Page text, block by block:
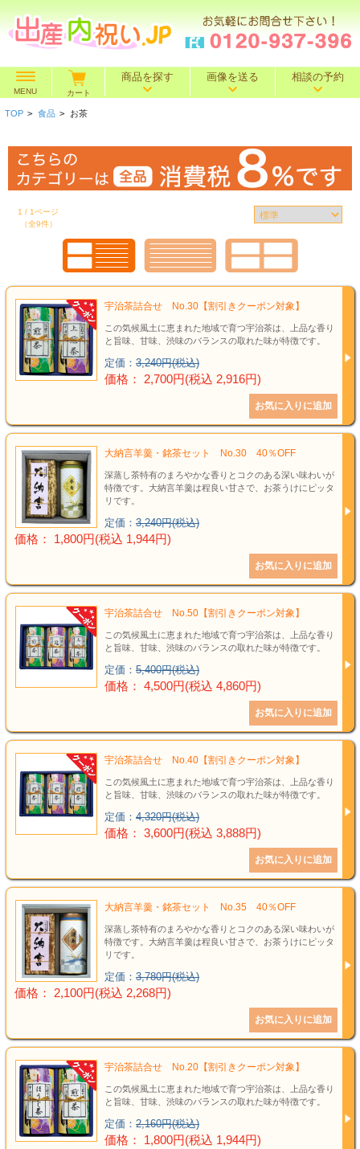
MENU カート
商品を探す
価格で探す
～2,000円 ～3,000円 ～4,000円
～10,000円 10,001円～
BOXセット
名入れギフト
送料込み
タオル
画像を送る 相談の予約
TOP > 食品 > お茶
1 / 1ページ
（全9件）
宇治茶詰合せ No.30【割引きクーポン対象】
この気候風土に恵まれた地域で育つ宇治茶は、上品な香り
と旨味、甘味、渋味のバランスの取れた味が特徴です。
定価： 3,240円(税込)
価格： 2,700円(税込 2,916円)
大納言羊羹・銘茶セット No.30 40％OFF
深蒸し茶特有のまろやかな香りとコクのある深い味わいが
特徴です。大納言羊羹は程良い甘さで、お茶うけにピッタ
リです。
定価： 3,240円(税込)
価格： 1,800円(税込 1,944円)
宇治茶詰合せ No.50【割引きクーポン対象】
この気候風土に恵まれた地域で育つ宇治茶は、上品な香り
と旨味、甘味、渋味のバランスの取れた味が特徴です。
定価： 5,400円(税込)
価格： 4,500円(税込 4,860円)
宇治茶詰合せ No.40【割引きクーポン対象】
この気候風土に恵まれた地域で育つ宇治茶は、上品な香り
と旨味、甘味、渋味のバランスの取れた味が特徴です。
定価： 4,320円(税込)
価格： 3,600円(税込 3,888円)
大納言羊羹・銘茶セット No.35 40％OFF
深蒸し茶特有のまろやかな香りとコクのある深い味わいが
特徴です。大納言羊羹は程良い甘さで、お茶うけにピッタ
リです。
定価： 3,780円(税込)
価格： 2,100円(税込 2,268円)
宇治茶詰合せ No.20【割引きクーポン対象】
この気候風土に恵まれた地域で育つ宇治茶は、上品な香り
と旨味、甘味、渋味のバランスの取れた味が特徴です。
定価： 2,160円(税込)
価格： 1,800円(税込 1,944円)